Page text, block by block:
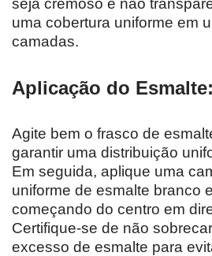
uma cobertura uniforme em
camadas.
Aplicação do Esmalte:
Agite bem o frasco de
garantir uma distribuição
Em seguida, aplique uma
uniforme de esmalte branco
começando do centro em
Certifique-se de não
excesso de esmalte para